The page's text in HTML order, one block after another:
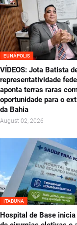
EUNÁPOLIS
VÍDEOS: Jota Batista
representatividade
aponta terras raras
oportunidade para o
da Bahia
August 02, 2026
ITABUNA
Hospital de Base